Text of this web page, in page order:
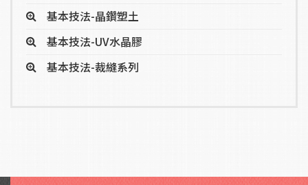
基本技法-晶鑽塑土
基本技法-UV水晶膠
基本技法-裁縫系列